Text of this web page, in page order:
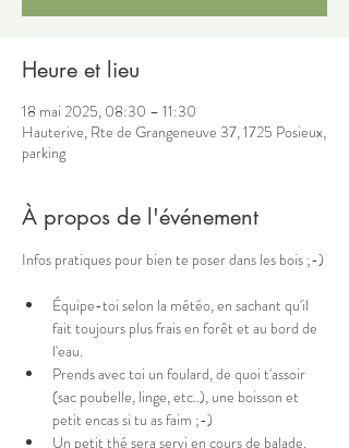
Heure et lieu
18 mai 2025, 08:30 – 11:30
Hauterive, Rte de Grangeneuve 37, 1725 Posieux,
parking
À propos de l'événement
Infos pratiques pour bien te poser dans les bois ;-)
Équipe-toi selon la météo, en sachant qu'il
fait toujours plus frais en forêt et au bord de
l'eau.
Prends avec toi un foulard, de quoi t'assoir
(sac poubelle, linge, etc..), une boisson et
petit encas si tu as faim ;-)
Un petit thé sera servi en cours de balade.